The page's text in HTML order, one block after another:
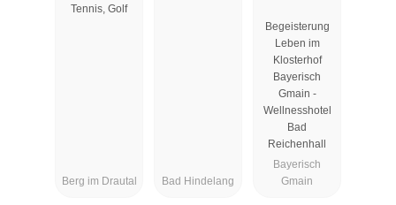
Tennis, Golf
Berg im Drautal Bad Hindelang
Spa ****S
Begeisterung
Leben im
Klosterhof
Bayerisch
Gmain -
Wellnesshotel
Bad
Reichenhall
Bayerisch
Gmain